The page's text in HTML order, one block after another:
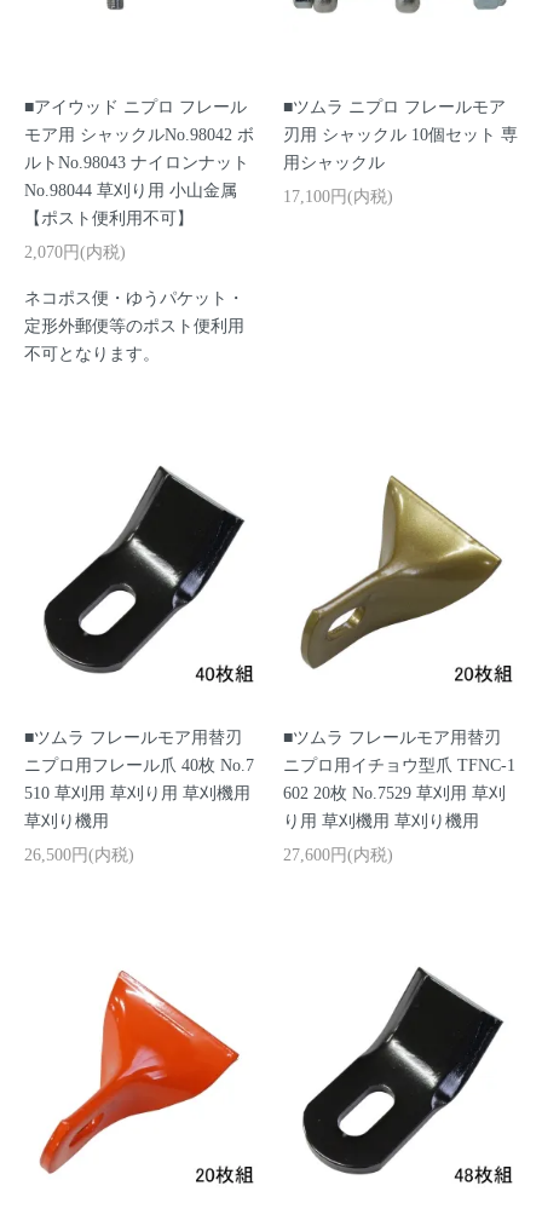
■アイウッド ニプロ フレール
モア用 シャックルNo.98042 ボ
ルトNo.98043 ナイロンナット
No.98044 草刈り用 小山金属
【ポスト便利用不可】
2,070円(内税)
ネコポス便・ゆうパケット・
定形外郵便等のポスト便利用
不可となります。
■ツムラ ニプロ フレールモア
刃用 シャックル 10個セット 専
用シャックル
17,100円(内税)
■ツムラ フレールモア用替刃
ニプロ用フレール爪 40枚 No.7
510 草刈用 草刈り用 草刈機用
草刈り機用
26,500円(内税)
■ツムラ フレールモア用替刃
ニプロ用イチョウ型爪 TFNC-1
602 20枚 No.7529 草刈用 草刈
り用 草刈機用 草刈り機用
27,600円(内税)